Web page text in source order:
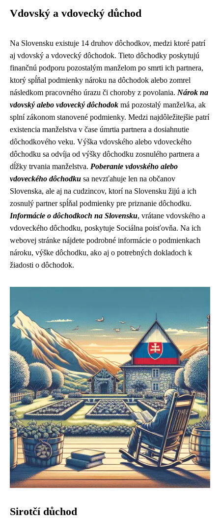
Vdovský a vdovecký důchod
Na Slovensku existuje 14 druhov dôchodkov, medzi ktoré patrí
aj vdovský a vdovecký dôchodok. Tieto dôchodky poskytujú
finančnú podporu pozostalým manželom po smrti ich partnera,
ktorý spĺňal podmienky nároku na dôchodok alebo zomrel
následkom pracovného úrazu či choroby z povolania. Nárok na
vdovský alebo vdovecký dôchodok má pozostalý manžel/ka, ak
splní zákonom stanovené podmienky. Medzi najdôležitejšie patrí
existencia manželstva v čase úmrtia partnera a dosiahnutie
dôchodkového veku. Výška vdovského alebo vdoveckého
dôchodku sa odvíja od výšky dôchodku zosnulého partnera a
dĺžky trvania manželstva. Poberanie vdovského alebo
vdoveckého dôchodku sa nevzťahuje len na občanov
Slovenska, ale aj na cudzincov, ktorí na Slovensku žijú a ich
zosnulý partner spĺňal podmienky pre priznanie dôchodku.
Informácie o dôchodkoch na Slovensku, vrátane vdovského a
vdoveckého dôchodku, poskytuje Sociálna poisťovňa. Na ich
webovej stránke nájdete podrobné informácie o podmienkach
nároku, výške dôchodku, ako aj o potrebných dokladoch k
žiadosti o dôchodok.
Sirotčí důchod